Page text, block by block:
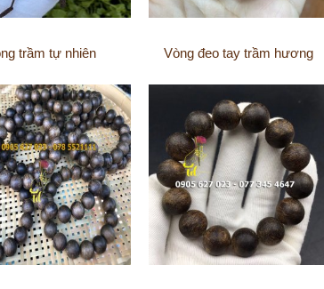
trầm tự nhiên Vòng đeo tay trầm hương